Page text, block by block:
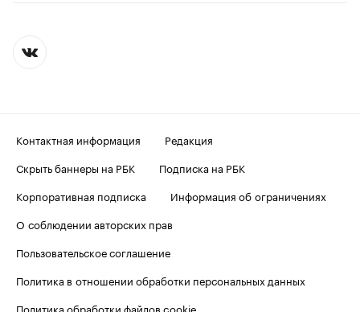
Контактная информация
Редакция
Скрыть баннеры на РБК
Подписка на РБК
Корпоративная подписка
Информация об ограничениях
О соблюдении авторских прав
Пользовательское соглашение
Политика в отношении обработки персональных данных
Политика обработки файлов cookie